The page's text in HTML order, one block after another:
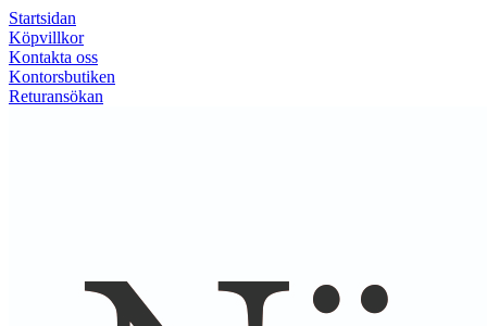
Startsidan
Köpvillkor
Kontakta oss
Kontorsbutiken
Returansökan